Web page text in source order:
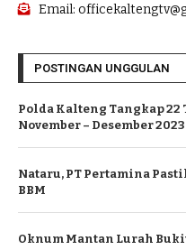
Email:
POSTINGAN UNGGULAN
Polda Kalteng Tangkap 22
November – Desember 2023
Nataru, PT Pertamina
BBM
Oknum Mantan Lurah